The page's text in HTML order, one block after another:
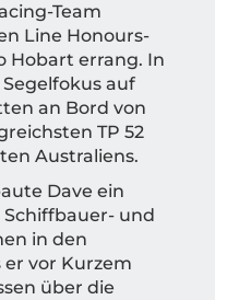
Team
Line Honours-
Hobart errang. In
auf
an Bord von
TP 52
Australiens.
Dave ein
und
in den
vor Kurzem
über die